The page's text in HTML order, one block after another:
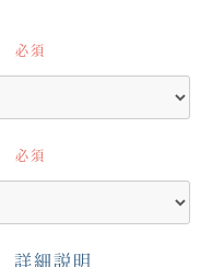
必須
必須
詳細説明